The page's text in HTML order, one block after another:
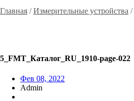
Главная / Измерительные устройства /
5_FMT_Каталог_RU_1910-page-022
Фев 08, 2022
Admin